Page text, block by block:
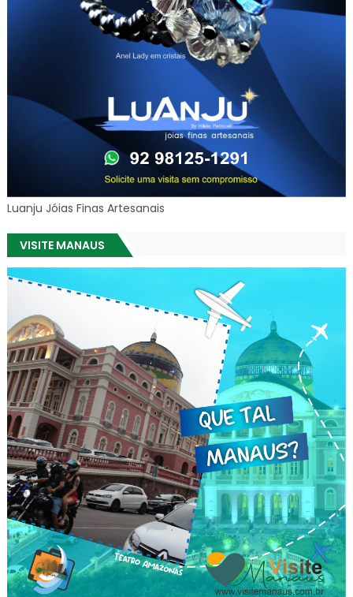
Luanju Jóias Finas Artesanais
VISITE MANAUS